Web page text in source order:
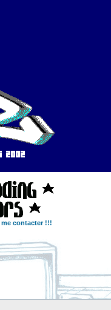
me contacter !!!